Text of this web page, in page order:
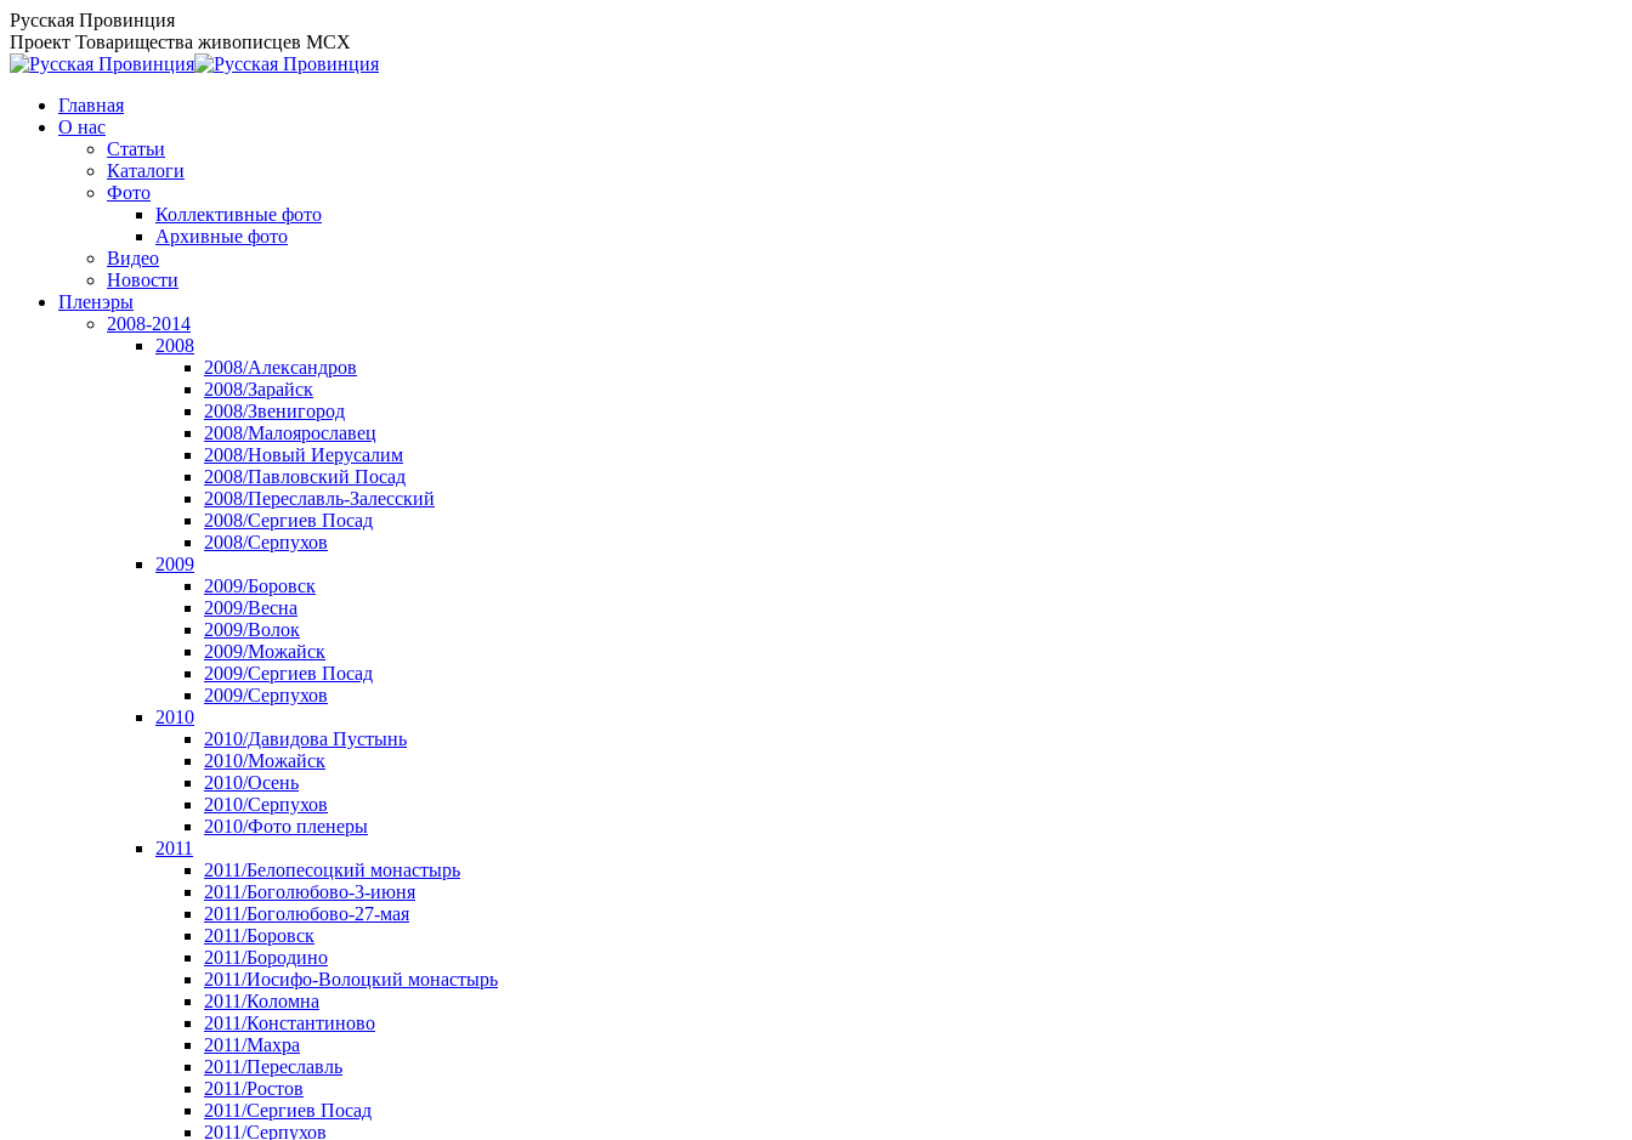
Перейти
к
содержанию
Русская Провинция
Проект Товарищества живописцев МСХ
Главная
О нас
Статьи
Каталоги
Фото
Коллективные фото
Архивные фото
Видео
Новости
Пленэры
2008-2014
2008
2008/Александров
2008/Зарайск
2008/Звенигород
2008/Малоярославец
2008/Новый Иерусалим
2008/Павловский Посад
2008/Переславль-Залесский
2008/Сергиев Посад
2008/Серпухов
2009
2009/Боровск
2009/Весна
2009/Волок
2009/Можайск
2009/Сергиев Посад
2009/Серпухов
2010
2010/Давидова Пустынь
2010/Можайск
2010/Осень
2010/Серпухов
2010/Фото пленеры
2011
2011/Белопесоцкий монастырь
2011/Боголюбово-3-июня
2011/Боголюбово-27-мая
2011/Боровск
2011/Бородино
2011/Иосифо-Волоцкий монастырь
2011/Коломна
2011/Константиново
2011/Махра
2011/Переславль
2011/Ростов
2011/Сергиев Посад
2011/Серпухов